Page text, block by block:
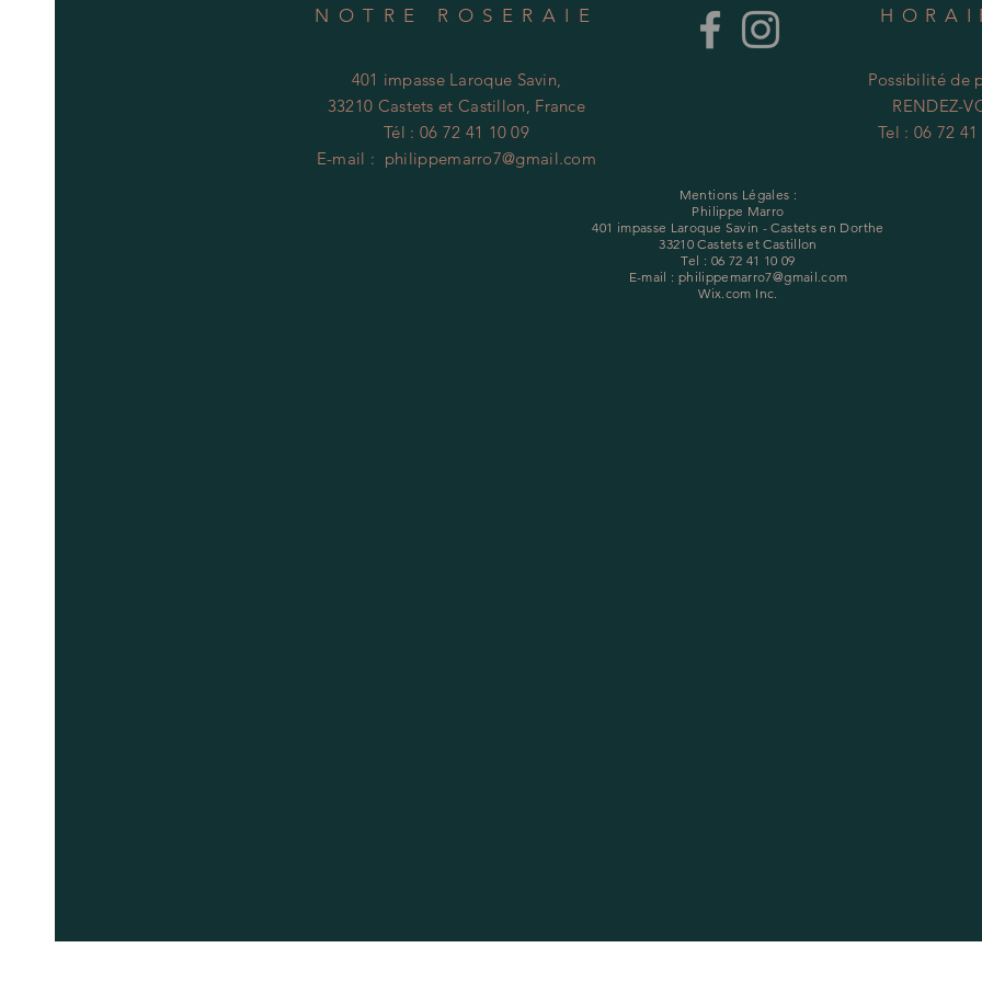
NOTRE ROSERAIE
401 impasse Laroque Savin,
33210 Castets et Castillon, France
Tél : 06 72 41 10 09
E-mail : philippemarro7@gmail.com
Possibilité de
RENDEZ-
Tel : 06 72
Mentions Légales :
Philippe Marro
401 impasse Laroque Savin - Castets en Dorthe
33210 Castets et Castillon
Tel : 06 72 41 10 09
E-mail : philippemarro7@gmail.com
Wix.com Inc.